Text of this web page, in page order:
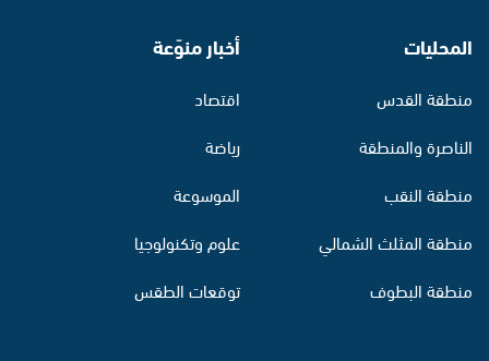
المحليات
منطقة القدس
الناصرة والمنطقة
منطقة النقب
منطقة المثلث الشمالي
منطقة البطوف
أخبار منوّعة
اقتصاد
رياضة
الموسوعة
علوم وتكنولوجيا
توقعات الطقس